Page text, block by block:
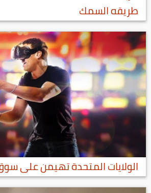
طريقه السمك
الولايات المتحدة تهيمن على